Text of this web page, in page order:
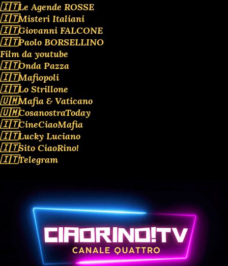
🇮🇹Le Agende ROSSE
🇮🇹Misteri Italiani
🇮🇹Giovanni FALCONE
🇮🇹Paolo BORSELLINO
Film da youtube
🇮🇹Onda Pazza
🇮🇹Mafiopoli
🇮🇹Lo Strillone
🇺🇲Mafia & Vaticano
🇺🇲CosanostraToday
🇮🇹CineCiaoMafia
🇮🇹Lucky Luciano
🇮🇹Sito CiaoRino!
🇮🇹Telegram